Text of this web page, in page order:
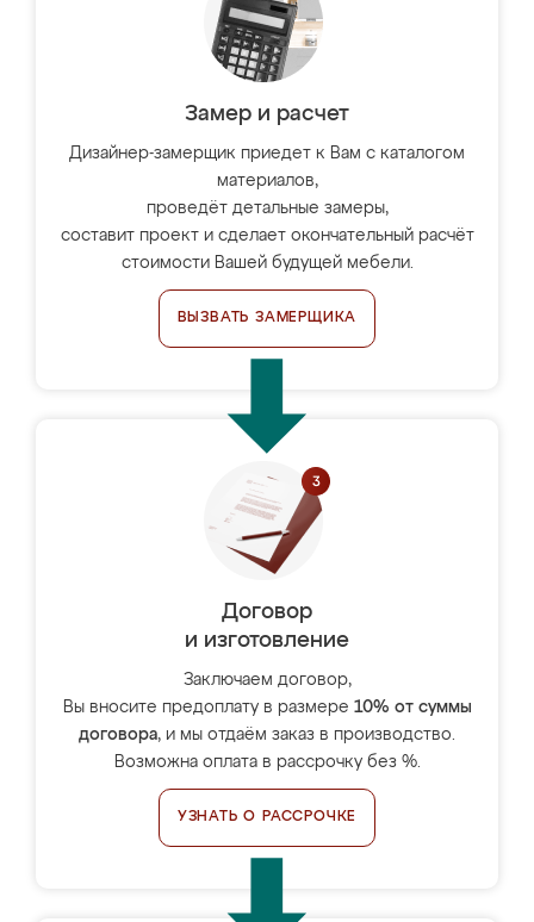
Замер и расчет
Дизайнер-замерщик приедет к Вам с каталогом
материалов,
проведёт детальные замеры,
составит проект и сделает окончательный расчёт
стоимости Вашей будущей мебели.
ВЫЗВАТЬ ЗАМЕРЩИКА
Договор
и изготовление
Заключаем договор,
Вы вносите предоплату в размере 10% от суммы
договора, и мы отдаём заказ в производство.
Возможна оплата в рассрочку без %.
УЗНАТЬ О РАССРОЧКЕ